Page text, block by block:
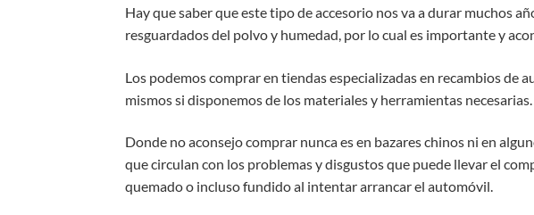
Hay que saber que este tipo de accesorio nos va a durar muchos
resguardados del polvo y humedad, por lo cual es importante y
Los podemos comprar en tiendas especializadas en recambios
mismos si disponemos de los materiales y herramientas necesarias.
Donde no aconsejo comprar nunca es en bazares chinos ni en
que circulan con los problemas y disgustos que puede llevar el
quemado o incluso fundido al intentar arrancar el automóvil.